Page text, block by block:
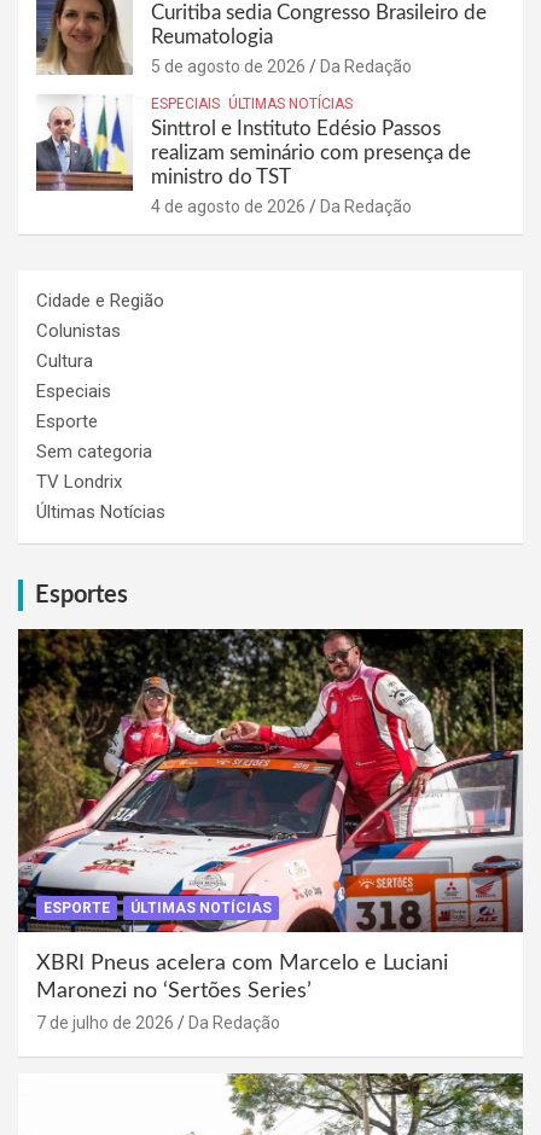
Curitiba sedia Congresso Brasileiro de
Reumatologia
5 de agosto de 2026 Da Redação
ESPECIAIS ÚLTIMAS NOTÍCIAS
Sinttrol e Instituto Edésio Passos
realizam seminário com presença de
ministro do TST
4 de agosto de 2026 Da Redação
Cidade e Região
Colunistas
Cultura
Especiais
Esporte
Sem categoria
TV Londrix
Últimas Notícias
Esportes
ESPORTE ÚLTIMAS NOTÍCIAS
XBRI Pneus acelera com Marcelo e Luciani
Maronezi no ‘Sertões Series’
7 de julho de 2026 Da Redação